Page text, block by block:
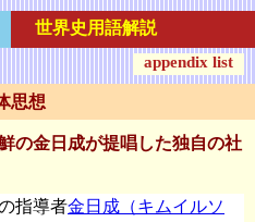
世界史用語解説
appendix list
思想
の金日成が提唱した独自の社
指導者金日成（キムイルソ